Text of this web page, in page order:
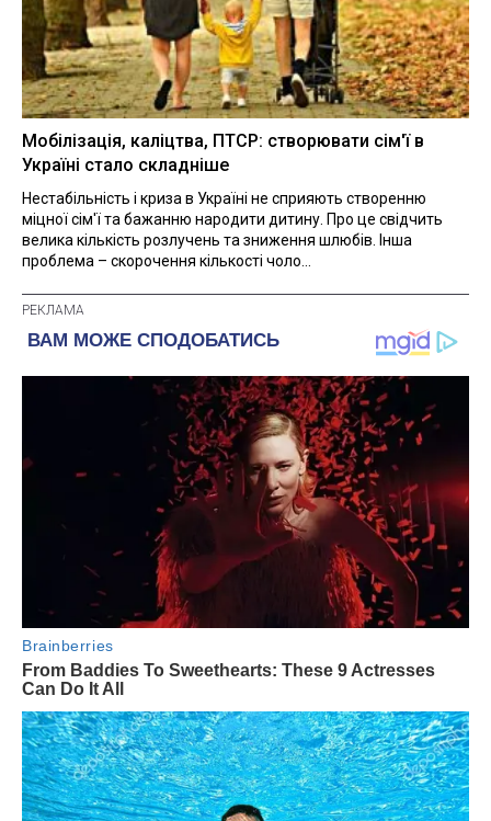
Мобілізація, каліцтва, ПТСР: створювати сім'ї в
Україні стало складніше
Нестабільність і криза в Україні не сприяють створенню
міцної сім'ї та бажанню народити дитину. Про це свідчить
велика кількість розлучень та зниження шлюбів. Інша
проблема – скорочення кількості чоло...